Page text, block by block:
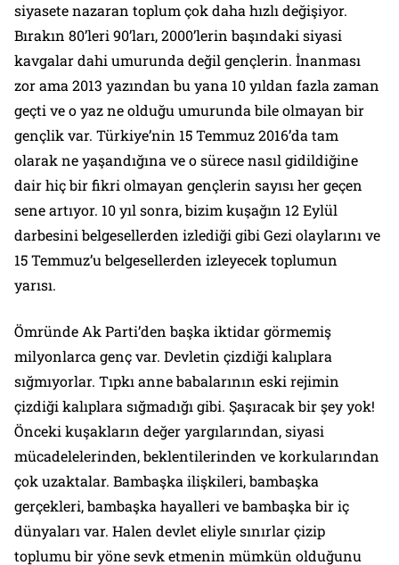
siyasete nazaran toplum çok daha hızlı değişiyor.
Bırakın 80’leri 90’ları, 2000’lerin başındaki siyasi
kavgalar dahi umurunda değil gençlerin. İnanması
zor ama 2013 yazından bu yana 10 yıldan fazla zaman
geçti ve o yaz ne olduğu umurunda bile olmayan bir
gençlik var. Türkiye’nin 15 Temmuz 2016’da tam
olarak ne yaşandığına ve o sürece nasıl gidildiğine
dair hiç bir fikri olmayan gençlerin sayısı her geçen
sene artıyor. 10 yıl sonra, bizim kuşağın 12 Eylül
darbesini belgesellerden izlediği gibi Gezi olaylarını ve
15 Temmuz’u belgesellerden izleyecek toplumun
yarısı.
Ömründe Ak Parti’den başka iktidar görmemiş
milyonlarca genç var. Devletin çizdiği kalıplara
sığmıyorlar. Tıpkı anne babalarının eski rejimin
çizdiği kalıplara sığmadığı gibi. Şaşıracak bir şey yok!
Önceki kuşakların değer yargılarından, siyasi
mücadelelerinden, beklentilerinden ve korkularından
çok uzaktalar. Bambaşka ilişkileri, bambaşka
gerçekleri, bambaşka hayalleri ve bambaşka bir iç
dünyaları var. Halen devlet eliyle sınırlar çizip
toplumu bir yöne sevk etmenin mümkün olduğunu